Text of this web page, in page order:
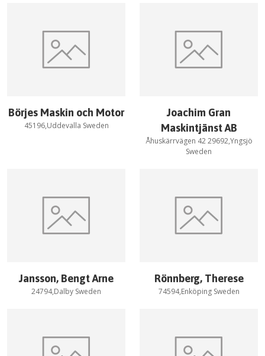
Börjes Maskin och Motor
45196,Uddevalla Sweden
Joachim Gran
Maskintjänst AB
Åhuskärrvägen 42 29692,Yngsjö
Sweden
Jansson, Bengt Arne
24794,Dalby Sweden
Rönnberg, Therese
74594,Enköping Sweden